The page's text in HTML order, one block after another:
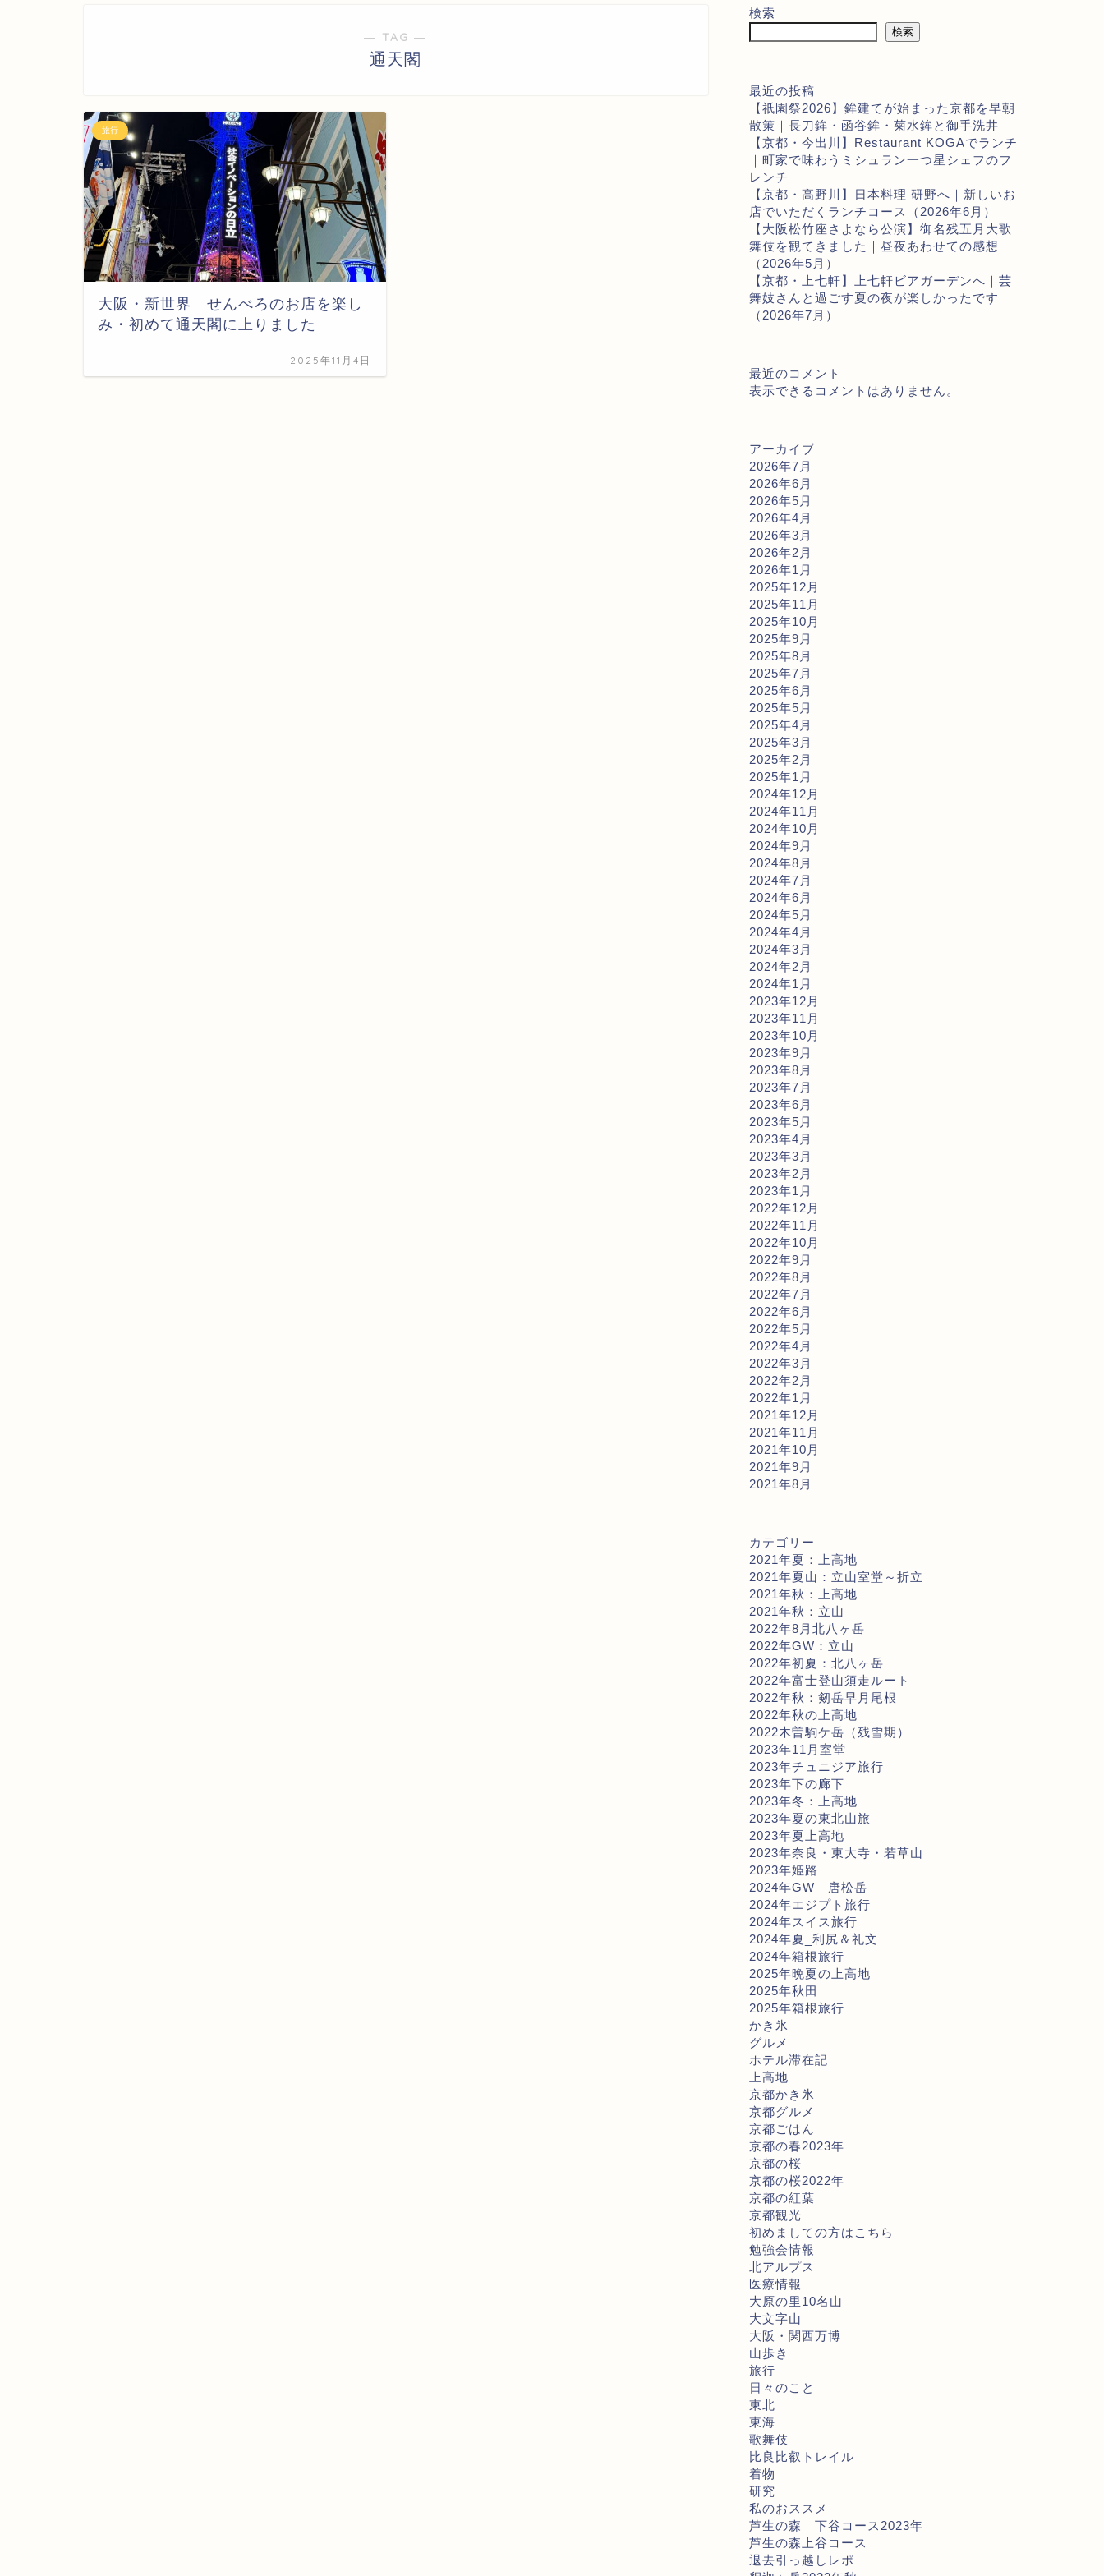
― TAG ―
通天閣
旅行
大阪・新世界 せんべろのお店を楽し
み・初めて通天閣に上りました
2025年11月4日
検索
検索
最近の投稿
【祇園祭2026】鉾建てが始まった京都を早朝
散策｜長刀鉾・函谷鉾・菊水鉾と御手洗井
【京都・今出川】Restaurant KOGAでランチ
｜町家で味わうミシュラン一つ星シェフのフ
レンチ
【京都・高野川】日本料理 研野へ｜新しいお
店でいただくランチコース（2026年6月）
【大阪松竹座さよなら公演】御名残五月大歌
舞伎を観てきました｜昼夜あわせての感想
（2026年5月）
【京都・上七軒】上七軒ビアガーデンへ｜芸
舞妓さんと過ごす夏の夜が楽しかったです
（2026年7月）
最近のコメント
表示できるコメントはありません。
アーカイブ
2026年7月
2026年6月
2026年5月
2026年4月
2026年3月
2026年2月
2026年1月
2025年12月
2025年11月
2025年10月
2025年9月
2025年8月
2025年7月
2025年6月
2025年5月
2025年4月
2025年3月
2025年2月
2025年1月
2024年12月
2024年11月
2024年10月
2024年9月
2024年8月
2024年7月
2024年6月
2024年5月
2024年4月
2024年3月
2024年2月
2024年1月
2023年12月
2023年11月
2023年10月
2023年9月
2023年8月
2023年7月
2023年6月
2023年5月
2023年4月
2023年3月
2023年2月
2023年1月
2022年12月
2022年11月
2022年10月
2022年9月
2022年8月
2022年7月
2022年6月
2022年5月
2022年4月
2022年3月
2022年2月
2022年1月
2021年12月
2021年11月
2021年10月
2021年9月
2021年8月
カテゴリー
2021年夏：上高地
2021年夏山：立山室堂～折立
2021年秋：上高地
2021年秋：立山
2022年8月北八ヶ岳
2022年GW：立山
2022年初夏：北八ヶ岳
2022年富士登山須走ルート
2022年秋：剱岳早月尾根
2022年秋の上高地
2022木曽駒ケ岳（残雪期）
2023年11月室堂
2023年チュニジア旅行
2023年下の廊下
2023年冬：上高地
2023年夏の東北山旅
2023年夏上高地
2023年奈良・東大寺・若草山
2023年姫路
2024年GW 唐松岳
2024年エジプト旅行
2024年スイス旅行
2024年夏_利尻＆礼文
2024年箱根旅行
2025年晩夏の上高地
2025年秋田
2025年箱根旅行
かき氷
グルメ
ホテル滞在記
上高地
京都かき氷
京都グルメ
京都ごはん
京都の春2023年
京都の桜
京都の桜2022年
京都の紅葉
京都観光
初めましての方はこちら
勉強会情報
北アルプス
医療情報
大原の里10名山
大文字山
大阪・関西万博
山歩き
旅行
日々のこと
東北
東海
歌舞伎
比良比叡トレイル
着物
研究
私のおススメ
芦生の森 下谷コース2023年
芦生の森上谷コース
退去引っ越しレポ